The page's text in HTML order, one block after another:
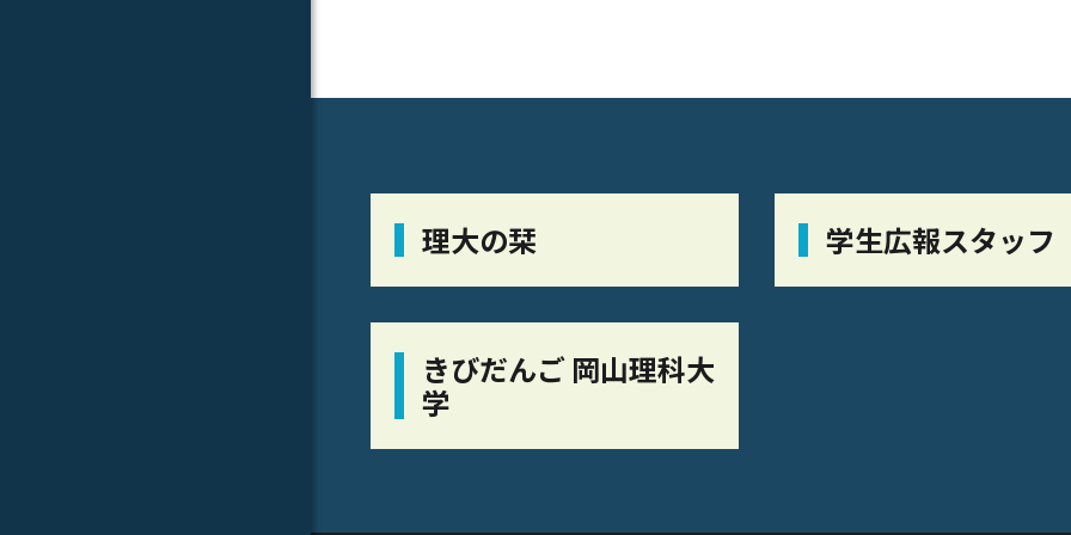
理大の栞 学生広報スタッフ
きびだんご 岡山理科大
学